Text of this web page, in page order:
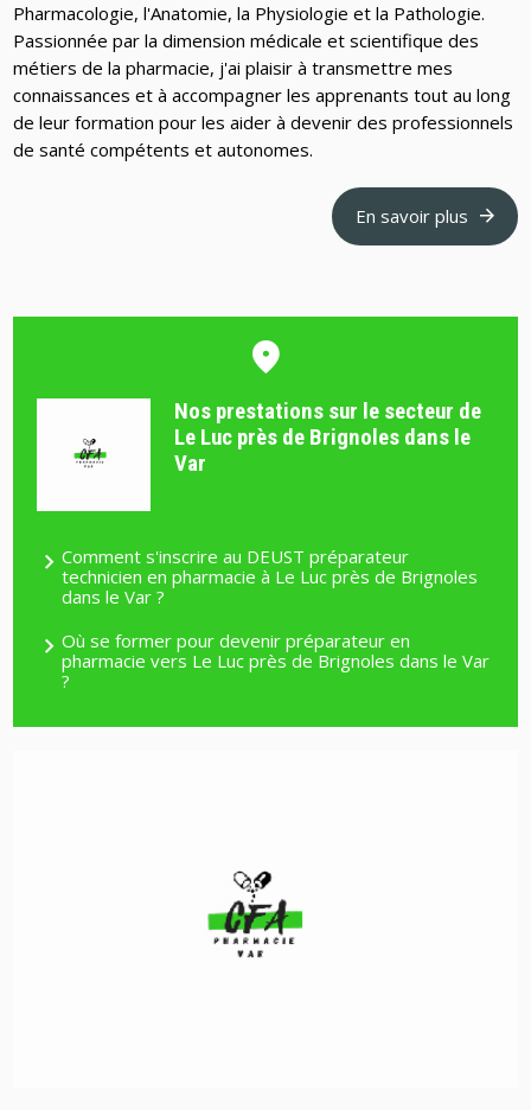
Pharmacologie, l'Anatomie, la Physiologie et la Pathologie.
Passionnée par la dimension médicale et scientifique des
métiers de la pharmacie, j'ai plaisir à transmettre mes
connaissances et à accompagner les apprenants tout au long
de leur formation pour les aider à devenir des professionnels
de santé compétents et autonomes.
En savoir plus
Nos prestations sur le secteur de
Le Luc près de Brignoles dans le
Var
Comment s'inscrire au DEUST préparateur
technicien en pharmacie à Le Luc près de Brignoles
dans le Var ?
Où se former pour devenir préparateur en
pharmacie vers Le Luc près de Brignoles dans le Var
?